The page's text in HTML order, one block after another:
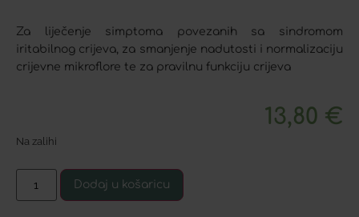
Za liječenje simptoma povezanih sa sindromom
iritabilnog crijeva, za smanjenje nadutosti i normalizaciju
crijevne mikroflore te za pravilnu funkciju crijeva
13,80 €
Na zalihi
Dodaj u košaricu